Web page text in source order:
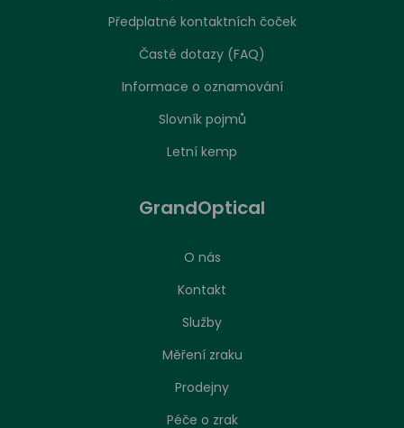
Předplatné kontaktních čoček
Časté dotazy (FAQ)
Informace o oznamování
Slovník pojmů
Letní kemp
GrandOptical
O nás
Kontakt
Služby
Měření zraku
Prodejny
Péče o zrak